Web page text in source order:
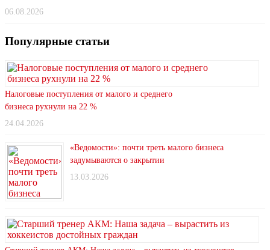
06.08.2026
Популярные статьи
Налоговые поступления от малого и среднего
бизнеса рухнули на 22 %
24.04.2026
«Ведомости»: почти треть малого бизнеса
задумываются о закрытии
13.03.2026